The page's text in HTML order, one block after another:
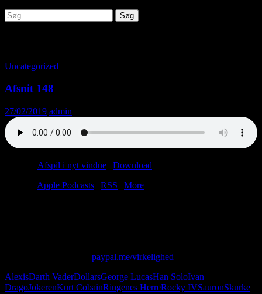
Søg
efter:
Uncategorized
Afsnit 148
27/02/2019 admin
Afspil i nyt vindue Download
Apple Podcasts RSS
More
paypal.me/virkelighed
AlexisDarth VaderDollarsGeorge LucasHan SoloIvan
DragoJokerenKurt CobainRingenes HerreRocky IVSauronSkurke